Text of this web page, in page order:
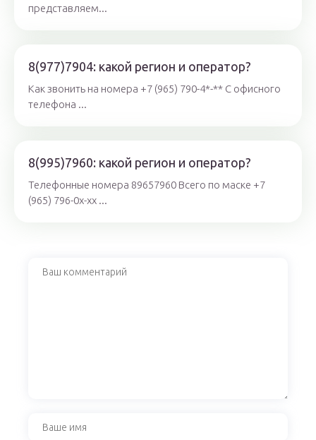
представляем...
8(977)7904: какой регион и оператор?
Как звонить на номера +7 (965) 790-4*-** С офисного
телефона ...
8(995)7960: какой регион и оператор?
Телефонные номера 89657960 Всего по маске +7
(965) 796-0x-xx ...